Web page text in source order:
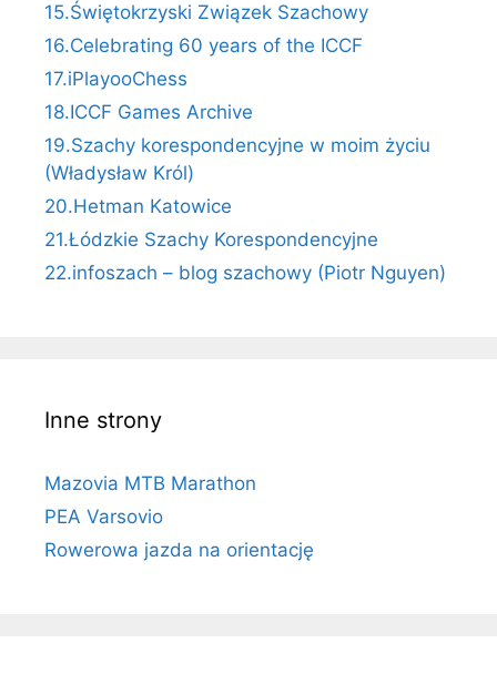
15.Świętokrzyski Związek Szachowy
16.Celebrating 60 years of the ICCF
17.iPlayooChess
18.ICCF Games Archive
19.Szachy korespondencyjne w moim życiu
(Władysław Król)
20.Hetman Katowice
21.Łódzkie Szachy Korespondencyjne
22.infoszach – blog szachowy (Piotr Nguyen)
Inne strony
Mazovia MTB Marathon
PEA Varsovio
Rowerowa jazda na orientację